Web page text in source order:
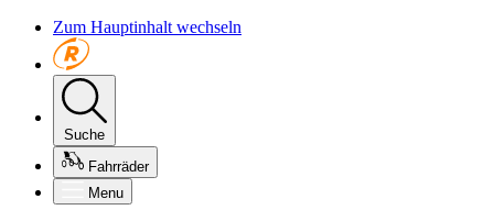
Zum Hauptinhalt wechseln
Suche
Fahrräder
Menu